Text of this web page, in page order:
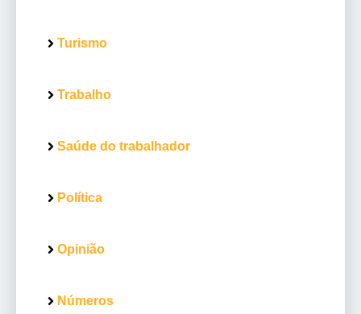
Turismo
Trabalho
Saúde do trabalhador
Política
Opinião
Números